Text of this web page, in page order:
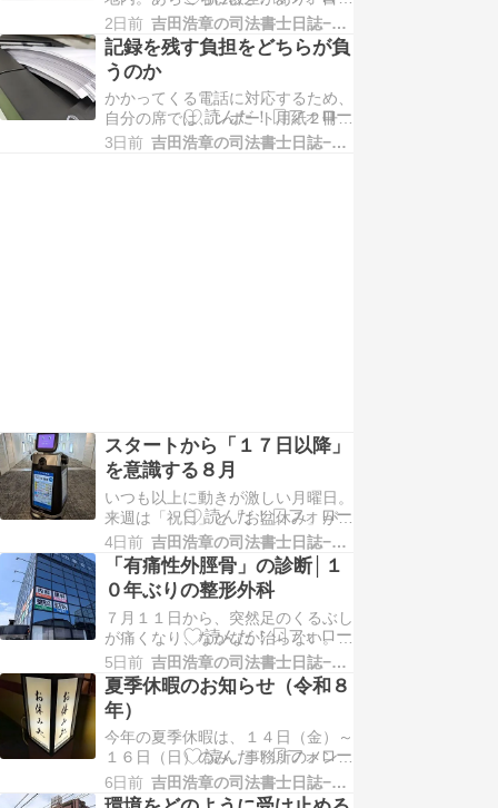
１，２００万円になった場合…
地である納骨堂には、急な階段を上
り下りしないと、たどり着けない。
車椅子だと、入ることすらできな
い。高額なお布施を包むのは年配の
方。年齢が若くなるほど、信仰心は
薄れるもの。なのに、いまどき、こ
れはないですよね～という話…
2日前 吉田浩章の司法書士日誌−堺市堺区−
記録を残す負担をどちらが負
うのか
かかってくる電話に対応するため、
自分の席では、レポート用紙２冊分
を広げて、待機しています。後で見
3日前 吉田浩章の司法書士日誌−堺市堺区−
スタートから「１７日以降」
を意識する８月
いつも以上に動きが激しい月曜日。
来週は「祝日」と「お盆休み」が入
るというのが関係あるのかどうか、
もう締め切りに追われるような雰囲
気です。「１７日以降」となると、
８月は残りは２週間しかないので、
ちょっとマズいかも、というのを感
じています。さて、今日は、被後見
人さんの入院手続き。ここ…
4日前 吉田浩章の司法書士日誌−堺市堺区−
「有痛性外脛骨」の診断│１
０年ぶりの整形外科
７月１１日から、突然足のくるぶし
が痛くなり、なかなか治らない。腫
れや赤みを帯びたり、治まったり。
普通に歩けないし、階段は苦痛だ
し、それでも「安静にしておくよう
に」と言われてもできないからと、
我慢して日常生活を送っていました
が、今週、整形外科で「有痛性外脛
骨」と診断されました。も…
5日前 吉田浩章の司法書士日誌−堺市堺区−
夏季休暇のお知らせ（令和８
年）
今年の夏季休暇は、１４日（金）～
１６日（日）のみ。事務所のメンバ
ーが「お盆休みは要らない」と言っ
てくれたので、１３日（木）は通常
6日前 吉田浩章の司法書士日誌−堺市堺区−